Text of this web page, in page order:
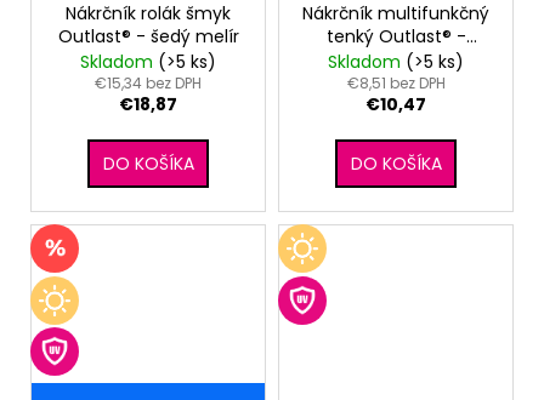
Nákrčník rolák šmyk
Outlast® - šedý melír
Skladom (>5 ks)
€15,34 bez DPH
€18,87
DO KOŠÍKA
Nákrčník multifunkčný
tenký Outlast® -
čierna
Skladom (>5 ks)
€8,51 bez DPH
€10,47
DO KOŠÍKA